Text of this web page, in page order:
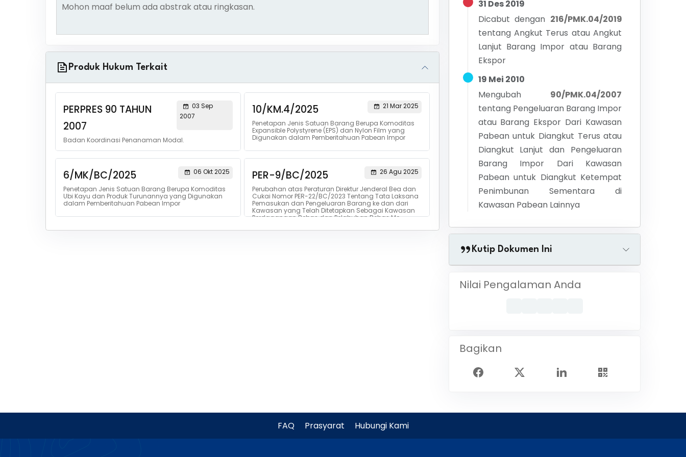
Mohon maaf belum ada abstrak atau ringkasan.
Produk Hukum Terkait
PERPRES 90 TAHUN
2007
03 Sep
2007
Badan Koordinasi Penanaman Modal.
10/KM.4/2025
21 Mar 2025
Penetapan Jenis Satuan Barang Berupa Komoditas
Expansible Polystyrene (EPS) dan Nylon Film yang
Digunakan dalam Pemberitahuan Pabean Impor
6/MK/BC/2025
06 Okt 2025
Penetapan Jenis Satuan Barang Berupa Komoditas
Ubi Kayu dan Produk Turunannya yang Digunakan
dalam Pemberitahuan Pabean Impor
PER-9/BC/2025
26 Agu 2025
Perubahan atas Peraturan Direktur Jenderal Bea dan
Cukai Nomor PER-22/BC/2023 Tentang Tata Laksana
Pemasukan dan Pengeluaran Barang ke dan dari
Kawasan yang Telah Ditetapkan Sebagai Kawasan
Perdagangan Bebas dan Pelabuhan Bebas Me...
31 Des 2019
Dicabut dengan 216/PMK.04/2019
tentang Angkut Terus atau Angkut
Lanjut Barang Impor atau Barang
Ekspor
19 Mei 2010
Mengubah
90/PMK.04/2007
tentang Pengeluaran Barang Impor
atau Barang Ekspor Dari Kawasan
Pabean untuk Diangkut Terus atau
Diangkut Lanjut dan Pengeluaran
Barang Impor Dari Kawasan
Pabean untuk Diangkut Ketempat
Penimbunan Sementara di
Kawasan Pabean Lainnya
Kutip Dokumen Ini
Nilai Pengalaman Anda
Bagikan
FAQ Prasyarat Hubungi Kami